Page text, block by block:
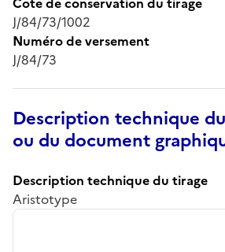
J/84/73/1002
Numéro de versement
J/84/73
Description technique
ou du document
Description technique du tirage
Aristotype